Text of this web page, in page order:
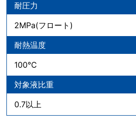
耐圧力
2MPa(フロート)
耐熱温度
100℃
対象液比重
0.7以上